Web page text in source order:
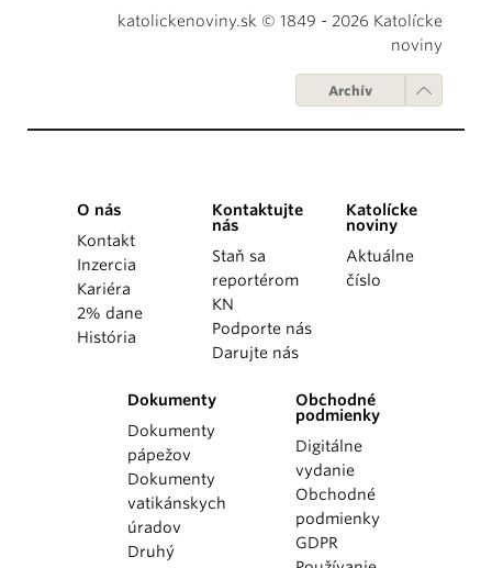
katolickenoviny.sk © 1849 - 2026 Katolícke
noviny
Archív
O nás
Kontakt
Inzercia
Kariéra
2% dane
História
Kontaktujte
nás
Staň sa
reportérom
KN
Podporte nás
Darujte nás
Katolícke
noviny
Aktuálne
číslo
Dokumenty
Dokumenty
pápežov
Dokumenty
vatikánskych
úradov
Druhý
Obchodné
podmienky
Digitálne
vydanie
Obchodné
podmienky
GDPR